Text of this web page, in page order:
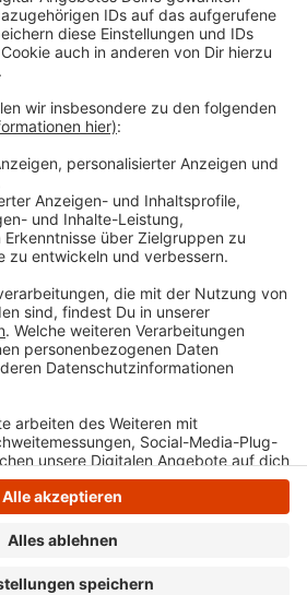
damit ins Herdecker Rathaus
Bürgermeister-Stichwahl in
in der Nachlese.
52,2 Prozent
47,8 Prozent